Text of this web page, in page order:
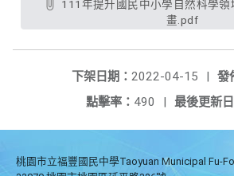
畫.pdf
發
下架日期： 2022-04-15
|
最後更新日
點擊率： 490 |
桃園市立福豐國民中學Taoyuan Municipal Fu-